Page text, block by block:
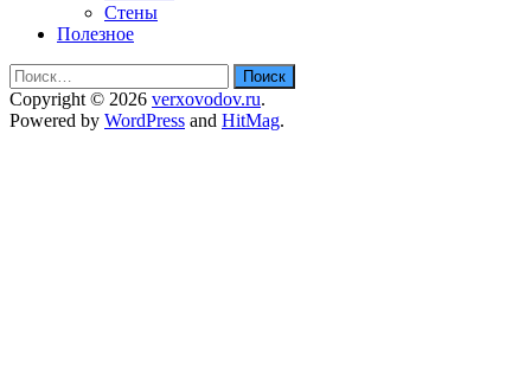
Стены
Полезное
Найти:
Copyright © 2026 verxovodov.ru.
Powered by WordPress and HitMag.